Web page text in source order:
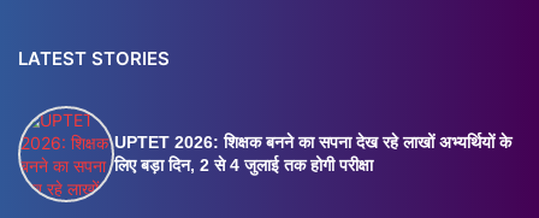
LATEST STORIES
UPTET 2026: शिक्षक बनने का सपना देख रहे लाखों अभ्यर्थियों के
लिए बड़ा दिन, 2 से 4 जुलाई तक होगी परीक्षा